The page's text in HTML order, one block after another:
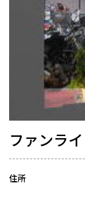
ファンラ
住所